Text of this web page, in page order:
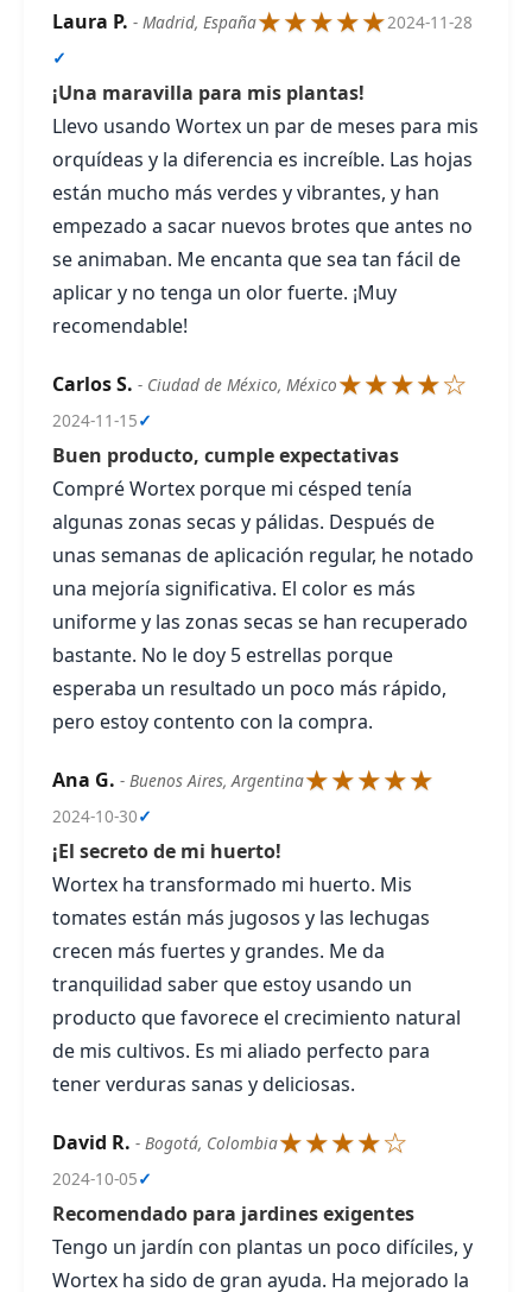
Laura P. - Madrid, España★★★★★2024-11-28
✓
¡Una maravilla para mis plantas!
Llevo usando Wortex un par de meses para mis
orquídeas y la diferencia es increíble. Las hojas
están mucho más verdes y vibrantes, y han
empezado a sacar nuevos brotes que antes no
se animaban. Me encanta que sea tan fácil de
aplicar y no tenga un olor fuerte. ¡Muy
recomendable!
Carlos S. - Ciudad de México, México★★★★☆
2024-11-15✓
Buen producto, cumple expectativas
Compré Wortex porque mi césped tenía
algunas zonas secas y pálidas. Después de
unas semanas de aplicación regular, he notado
una mejoría significativa. El color es más
uniforme y las zonas secas se han recuperado
bastante. No le doy 5 estrellas porque
esperaba un resultado un poco más rápido,
pero estoy contento con la compra.
Ana G. - Buenos Aires, Argentina★★★★★
2024-10-30✓
¡El secreto de mi huerto!
Wortex ha transformado mi huerto. Mis
tomates están más jugosos y las lechugas
crecen más fuertes y grandes. Me da
tranquilidad saber que estoy usando un
producto que favorece el crecimiento natural
de mis cultivos. Es mi aliado perfecto para
tener verduras sanas y deliciosas.
David R. - Bogotá, Colombia★★★★☆
2024-10-05✓
Recomendado para jardines exigentes
Tengo un jardín con plantas un poco difíciles, y
Wortex ha sido de gran ayuda. Ha mejorado la